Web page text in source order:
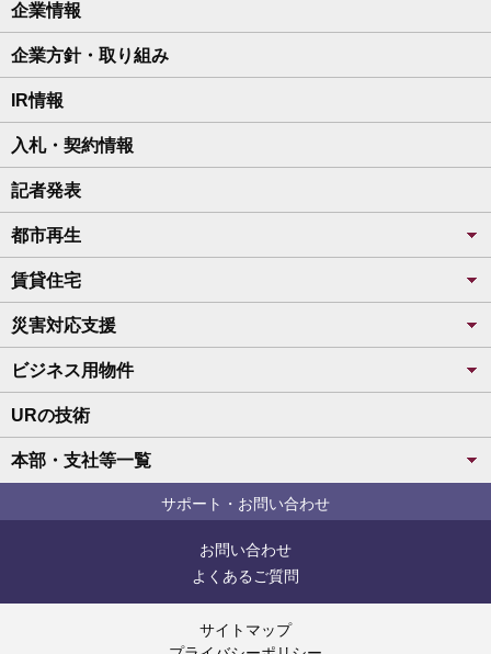
企業情報
企業方針・取り組み
IR情報
入札・契約情報
記者発表
都市再生
賃貸住宅
災害対応支援
ビジネス用物件
URの技術
本部・支社等一覧
サポート・お問い合わせ
お問い合わせ
よくあるご質問
サイトマップ